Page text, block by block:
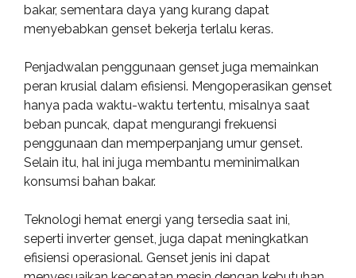
bakar, sementara daya yang kurang dapat
menyebabkan genset bekerja terlalu keras.
Penjadwalan penggunaan genset juga memainkan
peran krusial dalam efisiensi. Mengoperasikan genset
hanya pada waktu-waktu tertentu, misalnya saat
beban puncak, dapat mengurangi frekuensi
penggunaan dan memperpanjang umur genset.
Selain itu, hal ini juga membantu meminimalkan
konsumsi bahan bakar.
Teknologi hemat energi yang tersedia saat ini,
seperti inverter genset, juga dapat meningkatkan
efisiensi operasional. Genset jenis ini dapat